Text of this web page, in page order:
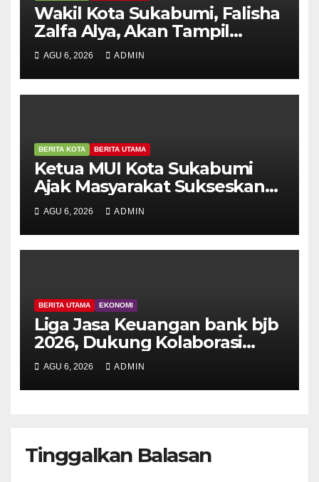
Wakil Kota Sukabumi, Falisha
Zalfa Alya, Akan Tampil
Dalam Grandfinal Pasanggiri
Wanoja Jajaka Budaya Jawa
Barat
AGU 6, 2026 ADMIN
BERITA KOTA BERITA UTAMA
Ketua MUI Kota Sukabumi
Ajak Masyarakat Sukseskan
Bulan Imunisasi Anak Sekolah
AGU 6, 2026 ADMIN
BERITA UTAMA EKONOMI
Liga Jasa Keuangan bank bjb
2026, Dukung Kolaborasi
Industri Jasa Keuangan
AGU 6, 2026 ADMIN
Tinggalkan Balasan